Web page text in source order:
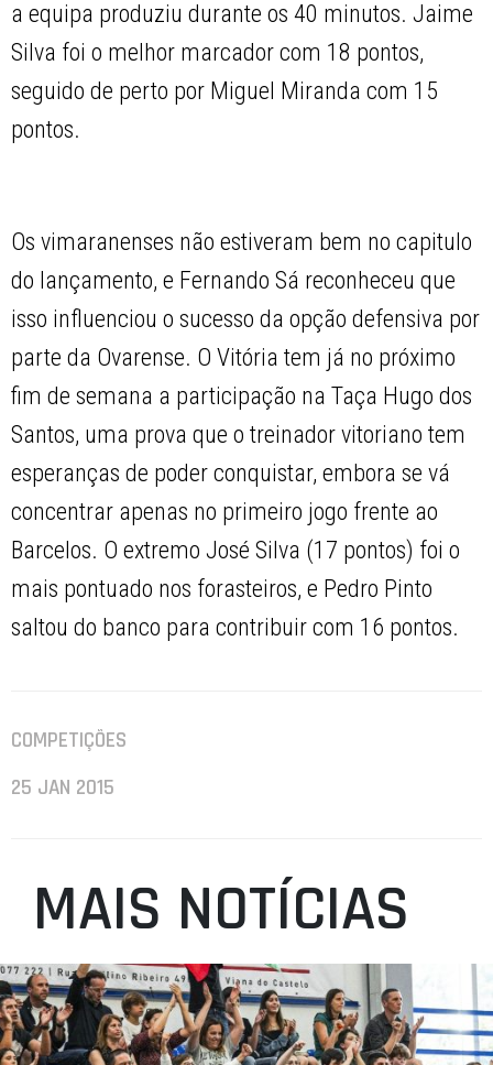
a equipa produziu durante os 40 minutos. Jaime
Silva foi o melhor marcador com 18 pontos,
seguido de perto por Miguel Miranda com 15
pontos.
Os vimaranenses não estiveram bem no capitulo
do lançamento, e Fernando Sá reconheceu que
isso influenciou o sucesso da opção defensiva por
parte da Ovarense. O Vitória tem já no próximo
fim de semana a participação na Taça Hugo dos
Santos, uma prova que o treinador vitoriano tem
esperanças de poder conquistar, embora se vá
concentrar apenas no primeiro jogo frente ao
Barcelos. O extremo José Silva (17 pontos) foi o
mais pontuado nos forasteiros, e Pedro Pinto
saltou do banco para contribuir com 16 pontos.
COMPETIÇÕES
25 JAN 2015
MAIS NOTÍCIAS